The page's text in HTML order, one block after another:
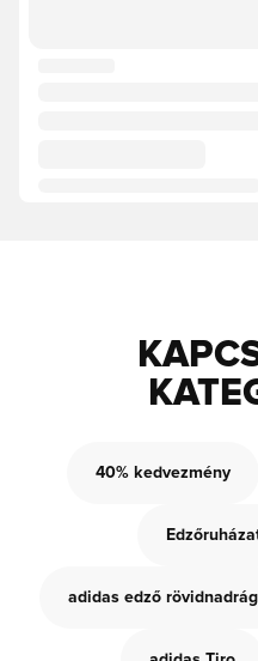
40% kedvezmény
adidas edző rövidnadrág